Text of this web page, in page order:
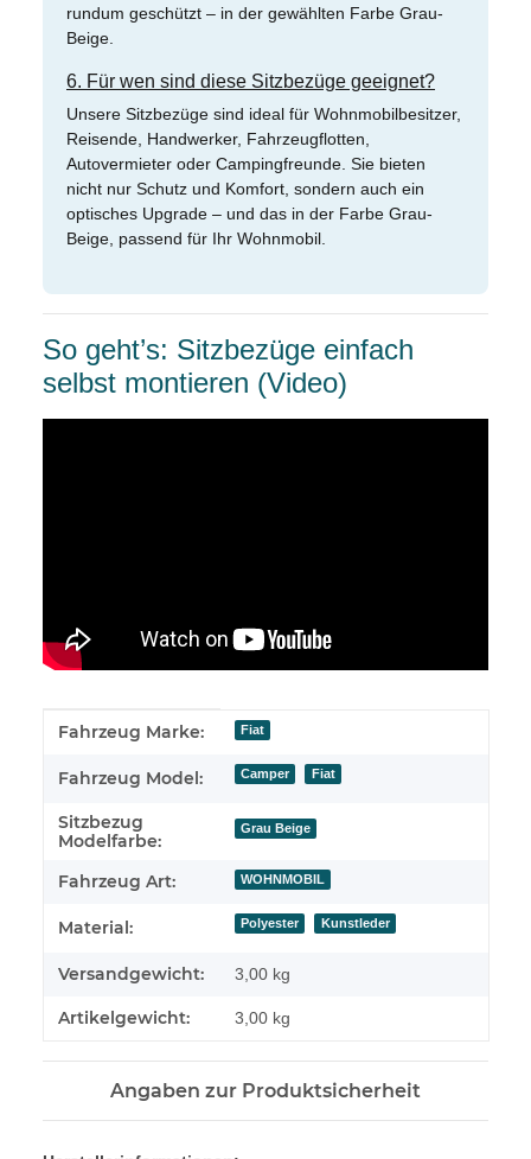
rundum geschützt – in der gewählten Farbe Grau-
Beige.
6. Für wen sind diese Sitzbezüge geeignet?
Unsere Sitzbezüge sind ideal für Wohnmobilbesitzer,
Reisende, Handwerker, Fahrzeugflotten,
Autovermieter oder Campingfreunde. Sie bieten
nicht nur Schutz und Komfort, sondern auch ein
optisches Upgrade – und das in der Farbe Grau-
Beige, passend für Ihr Wohnmobil.
So geht’s: Sitzbezüge einfach
selbst montieren (Video)
Produkteigenschaft
Wert
Fahrzeug Marke: Fiat
Fahrzeug Model: Camper Fiat
Sitzbezug
Modelfarbe:
Grau Beige
Fahrzeug Art: WOHNMOBIL
Material: Polyester Kunstleder
Versandgewicht: 3,00 kg
Artikelgewicht: 3,00 kg
Angaben zur Produktsicherheit